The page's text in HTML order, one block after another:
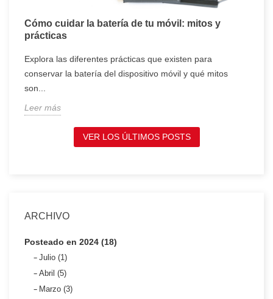
Cómo cuidar la batería de tu móvil: mitos y
prácticas
Explora las diferentes prácticas que existen para
conservar la batería del dispositivo móvil y qué mitos
son...
Leer más
VER LOS ÚLTIMOS POSTS
ARCHIVO
Posteado en 2024 (18)
Julio (1)
Abril (5)
Marzo (3)